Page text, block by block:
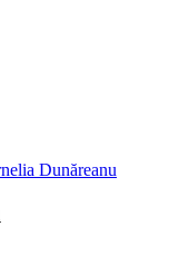
Dunăreanu